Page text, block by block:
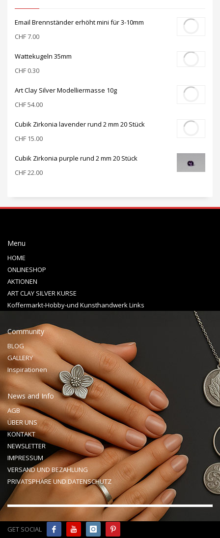
Email Brennständer erhöht mini für 3-10mm
CHF7.00
Wattekugeln 35mm
CHF 0.30
Art Clay Silver Modelliermasse 10g
CHF54.00
Cubik Zirkonia lavender rund 2 mm 20 Stück
CHF 15.00
Cubik Zirkonia purple rund 2 mm 20 Stück
CHF22.00
Menu
HOME
ONLINESHOP
AKTIONEN
ART CLAY SILVER KURSE
Koffermarkt-Hobby-und Kunsthandwerk Links
Community
BLOG
GALLERY
Inspirationen
News and Info
AGB
ÜBER UNS
KONTAKT
NEWSLETTER
IMPRESSUM
VERSAND UND BEZAHLUNG
PRIVATSPHÄRE UND DATENSCHUTZ
GET SOCIAL